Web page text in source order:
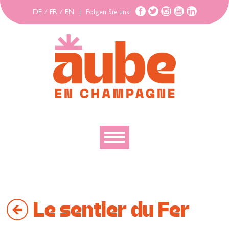
DE / FR / EN Folgen Sie uns!
BewegenLe sentier du Fer